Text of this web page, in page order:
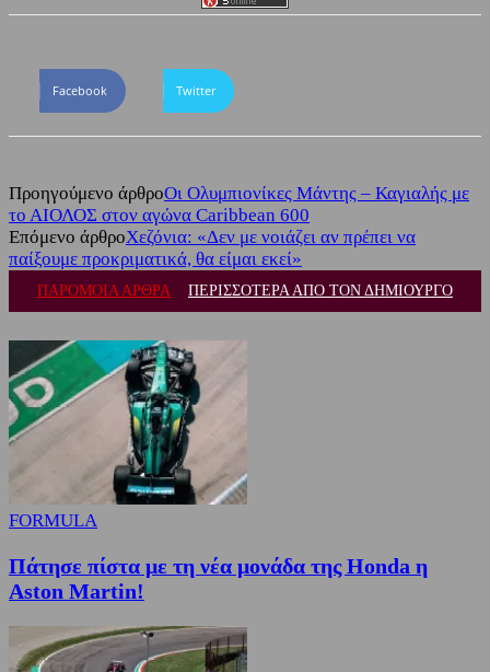
Facebook Twitter
Προηγούμενο άρθροΟι Ολυμπιονίκες Μάντης – Καγιαλής με
το ΑΙΟΛΟΣ στον αγώνα Caribbean 600
Επόμενο άρθροΧεζόνια: «Δεν με νοιάζει αν πρέπει να
παίξουμε προκριματικά, θα είμαι εκεί»
ΠΑΡΟΜΟΙΑ ΑΡΘΡΑ ΠΕΡΙΣΣΟΤΕΡΑ ΑΠΟ ΤΟΝ ΔΗΜΙΟΥΡΓΟ
FORMULA
Πάτησε πίστα με τη νέα μονάδα της Honda η
Aston Martin!